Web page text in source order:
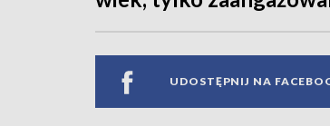
UDOSTĘPNIJ NA